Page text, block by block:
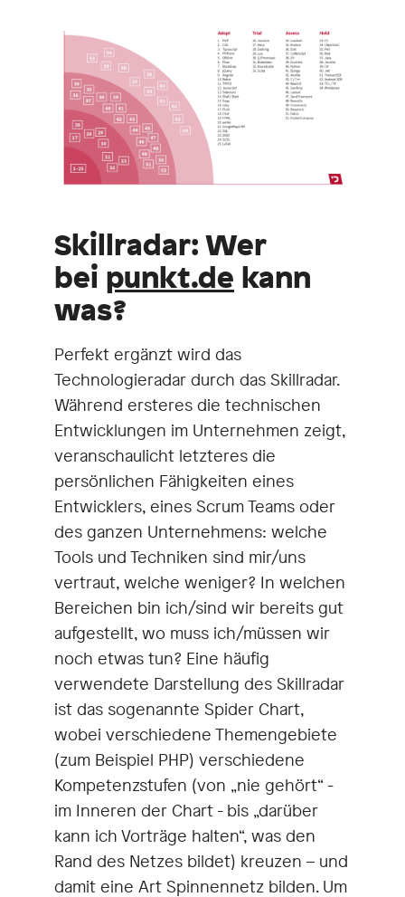
Skillradar: Wer
bei punkt.de kann
was?
Perfekt ergänzt wird das
Technologieradar durch das Skillradar.
Während ersteres die technischen
Entwicklungen im Unternehmen zeigt,
veranschaulicht letzteres die
persönlichen Fähigkeiten eines
Entwicklers, eines Scrum Teams oder
des ganzen Unternehmens: welche
Tools und Techniken sind mir/uns
vertraut, welche weniger? In welchen
Bereichen bin ich/sind wir bereits gut
aufgestellt, wo muss ich/müssen wir
noch etwas tun? Eine häufig
verwendete Darstellung des Skillradar
ist das sogenannte Spider Chart,
wobei verschiedene Themengebiete
(zum Beispiel PHP) verschiedene
Kompetenzstufen (von „nie gehört“ -
im Inneren der Chart - bis „darüber
kann ich Vorträge halten“, was den
Rand des Netzes bildet) kreuzen – und
damit eine Art Spinnennetz bilden. Um